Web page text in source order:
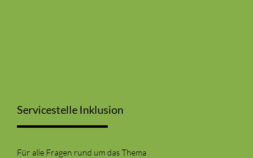
Servicestelle Inklusion
Für alle Fragen rund um das Thema